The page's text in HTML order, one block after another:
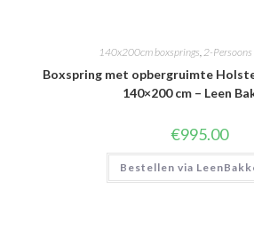
140x200cm boxsprings,2-Persoons
Boxspring met opbergruimte
140×200 cm – Leen
€995.00
Bestellen via